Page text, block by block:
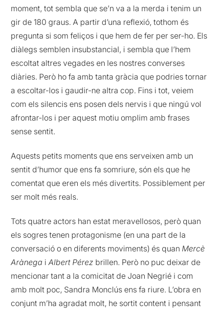
moment, tot sembla que se’n va a la merda i tenim un
gir de 180 graus. A partir d’una reflexió, tothom és
pregunta si som feliços i que hem de fer per ser-ho. Els
diàlegs semblen insubstancial, i sembla que l’hem
escoltat altres vegades en les nostres converses
diàries. Però ho fa amb tanta gràcia que podries tornar
a escoltar-los i gaudir-ne altra cop. Fins i tot, veiem
com els silencis ens posen dels nervis i que ningú vol
afrontar-los i per aquest motiu omplim amb frases
sense sentit.
Aquests petits moments que ens serveixen amb un
sentit d’humor que ens fa somriure, són els que he
comentat que eren els més divertits. Possiblement per
ser molt més reals.
Tots quatre actors han estat meravellosos, però quan
els sogres tenen protagonisme (en una part de la
conversació o en diferents moviments) és quanMercè
Arànega iAlbert Pérez brillen. Però no puc deixar de
mencionar tant a la comicitat de Joan Negrié i com
amb molt poc, Sandra Monclús ens fa riure. L’obra en
conjunt m’ha agradat molt, he sortit content i pensant